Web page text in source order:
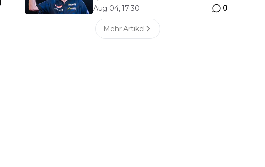
Aug 04, 17:30 0
Mehr Artikel